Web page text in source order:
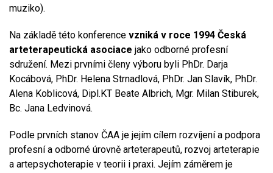
muziko).
Na základě této konference vzniká v roce 1994 Česká
arteterapeutická asociace jako odborné profesní
sdružení. Mezi prvními členy výboru byli PhDr. Darja
Kocábová, PhDr. Helena Strnadlová, PhDr. Jan Slavík, PhDr.
Alena Koblicová, Dipl.KT Beate Albrich, Mgr. Milan Stiburek,
Bc. Jana Ledvinová.
Podle prvních stanov ČAA je jejím cílem rozvíjení a podpora
profesní a odborné úrovně arteterapeutů, rozvoj arteterapie
a artepsychoterapie v teorii i praxi. Jejím záměrem je